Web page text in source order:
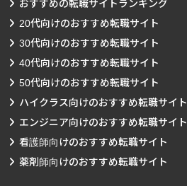
おすすめの転職サイトランキング
20代向けのおすすめ転職サイト
30代向けのおすすめ転職サイト
40代向けのおすすめ転職サイト
50代向けのおすすめ転職サイト
ハイクラス向けのおすすめ転職サイト
エンジニア向けのおすすめ転職サイト
看護師向けのおすすめ転職サイト
薬剤師向けのおすすめ転職サイト